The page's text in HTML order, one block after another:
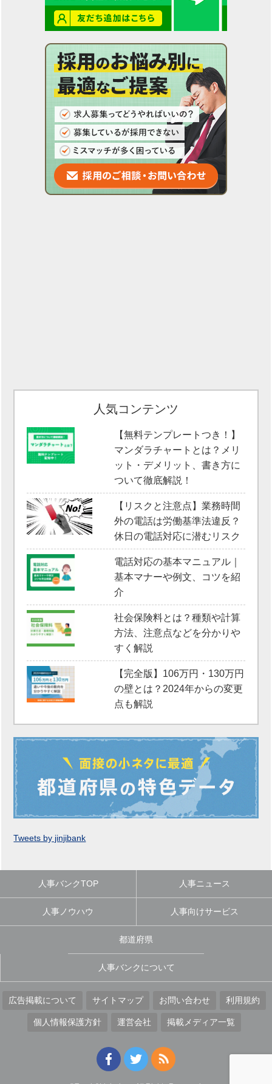
人気コンテンツ
【無料テンプレートつき！】
マンダラチャートとは？メリ
ット・デメリット、書き方に
ついて徹底解説！
【リスクと注意点】業務時間
外の電話は労働基準法違反？
休日の電話対応に潜むリスク
電話対応の基本マニュアル｜
基本マナーや例文、コツを紹
介
社会保険料とは？種類や計算
方法、注意点などを分かりや
すく解説
【完全版】106万円・130万円
の壁とは？2024年からの変更
点も解説
Tweets by jinjibank
人事バンクTOP 人事ニュース
人事ノウハウ 人事向けサービス
都道府県
人事バンクについて
広告掲載について サイトマップ お問い合わせ 利用規約
個人情報保護方針 運営会社 掲載メディア一覧